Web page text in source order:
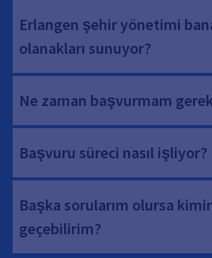
Erlangen şehir yönetimi
olanakları sunuyor?
Ne zaman başvurmam
Başvuru süreci nasıl işliyor?
Başka sorularım olursa
geçebilirim?